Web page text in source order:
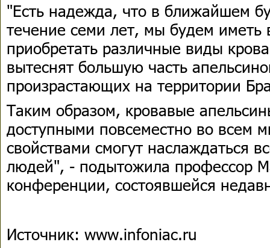
"Есть надежда, что в ближайшем
течение семи лет, мы будем иметь
приобретать различные виды
вытеснят большую часть
произрастающих на территории
Таким образом, кровавые
доступными повсеместно во всем
свойствами смогут наслаждаться
людей", - подытожила профессор
конференции, состоявшейся
Источник: www.infoniac.ru